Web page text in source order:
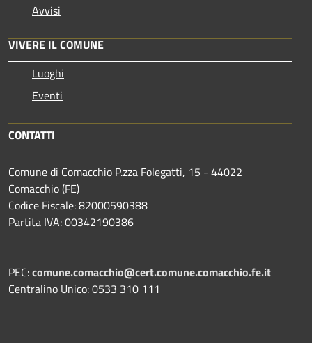
Avvisi
VIVERE IL COMUNE
Luoghi
Eventi
CONTATTI
Comune di Comacchio P.zza Folegatti, 15 - 44022
Comacchio (FE)
Codice Fiscale: 82000590388
Partita IVA: 00342190386
PEC:comune.comacchio@cert.comune.comacchio.fe.it
Centralino Unico: 0533 310 111